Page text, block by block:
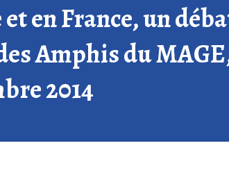
en France, un
Amphis du
2014